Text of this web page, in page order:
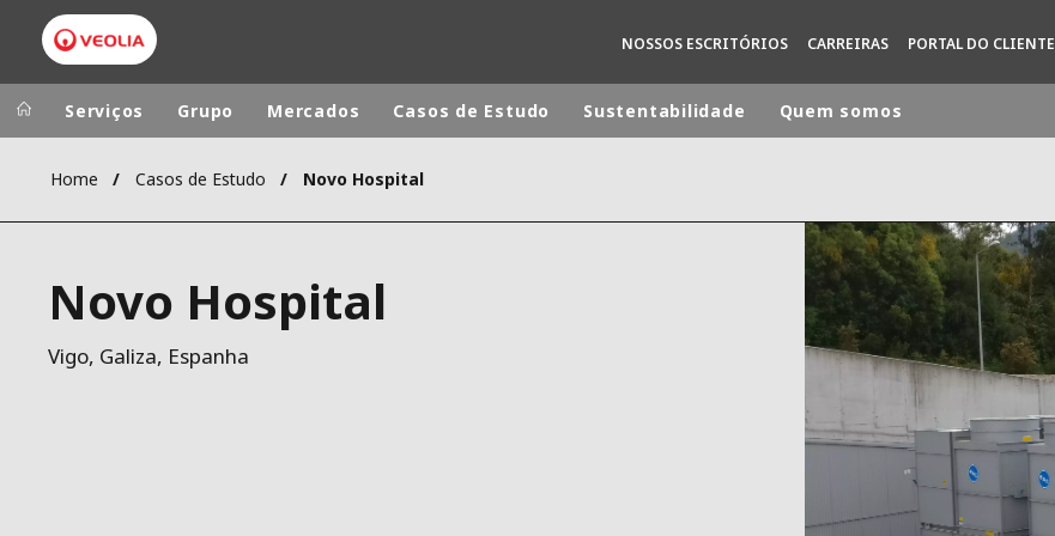
NOSSOS ESCRITÓRIOS CARREIRAS PORTAL DO CLIENTE
Veolia Group
CAMPUS
FUNDAÇÃO
NORTH AMERICA
ÁFRICA E ORIENTE MÉDIO
ÁSIA
Serviços Grupo Mercados Casos de Estudo Sustentabilidade Quem somos
Home Casos de Estudo Novo Hospital
Novo Hospital
Vigo, Galiza, Espanha